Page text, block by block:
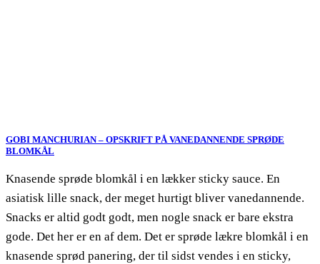
GOBI MANCHURIAN – OPSKRIFT PÅ VANEDANNENDE SPRØDE
BLOMKÅL
Knasende sprøde blomkål i en lækker sticky sauce. En
asiatisk lille snack, der meget hurtigt bliver vanedannende.
Snacks er altid godt godt, men nogle snack er bare ekstra
gode. Det her er en af dem. Det er sprøde lækre blomkål i en
knasende sprød panering, der til sidst vendes i en sticky,